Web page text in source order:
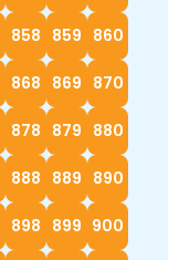
858 859 860
868 869 870
878 879 880
888 889 890
898 899 900